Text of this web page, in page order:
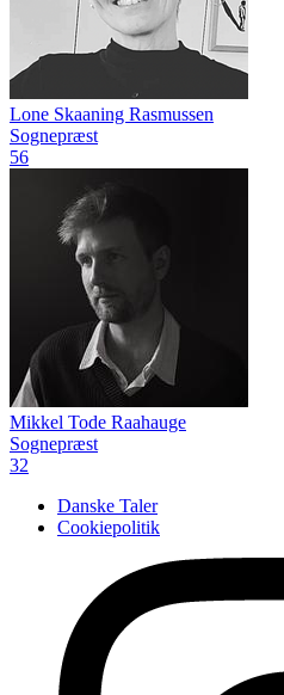
Lone Skaaning Rasmussen
Sognepræst
56
Mikkel Tode Raahauge
Sognepræst
32
Danske Taler
Cookiepolitik